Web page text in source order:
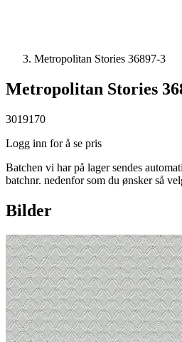
Metropolitan Stories 36897-3
Metropolitan Stories
3019170
Logg inn for å se pris
Batchen vi har på lager sendes
batchnr. nedenfor som du ønsker så
Bilder